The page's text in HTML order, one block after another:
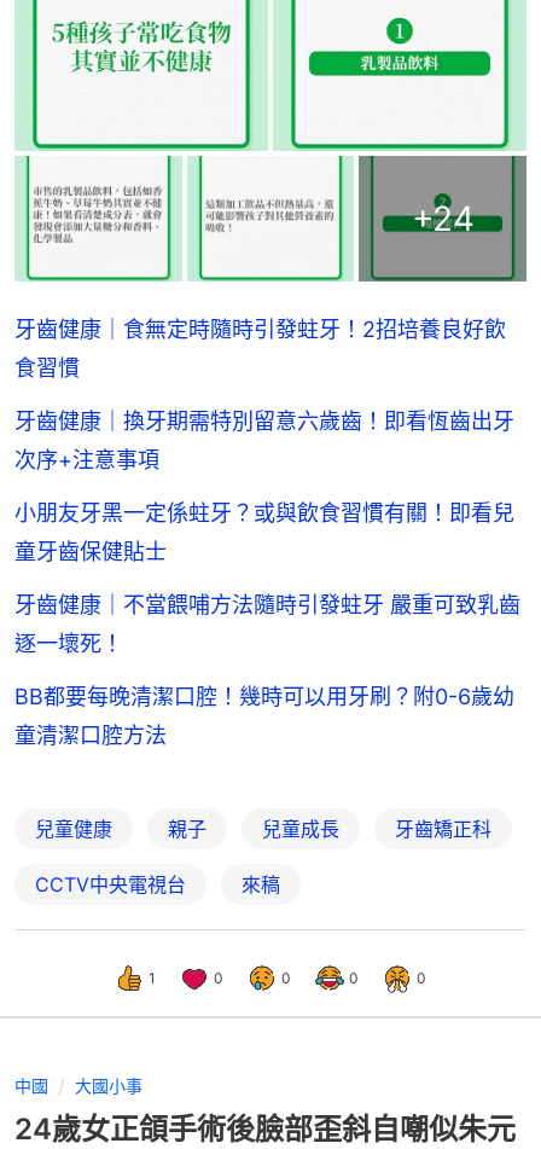
+24
牙齒健康｜食無定時隨時引發蛀牙！2招培養良好飲
食習慣
牙齒健康｜換牙期需特別留意六歲齒！即看恆齒出牙
次序+注意事項
小朋友牙黑一定係蛀牙？或與飲食習慣有關！即看兒
童牙齒保健貼士
牙齒健康｜不當餵哺方法隨時引發蛀牙 嚴重可致乳齒
逐一壞死！
BB都要每晚清潔口腔！幾時可以用牙刷？附0-6歲幼
童清潔口腔方法
兒童健康 親子 兒童成長 牙齒矯正科
CCTV中央電視台 來稿
1 0 0 0 0
中國 大國小事
24歲女正頜手術後臉部歪斜自嘲似朱元